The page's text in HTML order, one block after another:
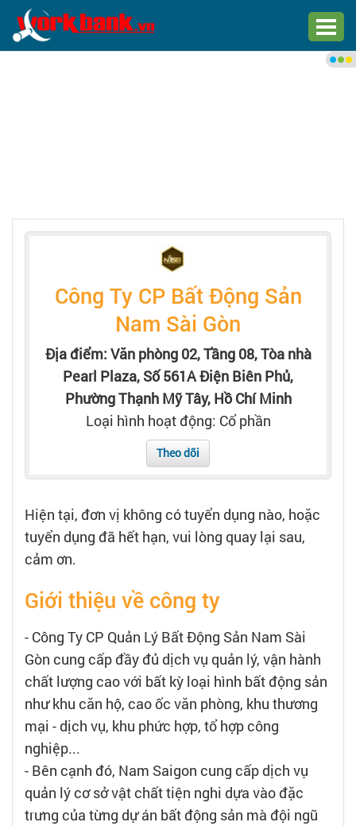
Trang chủ
Tạo hồ sơ
Cẩm nang việc làm
Công Ty CP Bất Động Sản
Nam Sài Gòn
Địa điểm: Văn phòng 02, Tầng 08, Tòa nhà
Pearl Plaza, Số 561A Điện Biên Phủ,
Phường Thạnh Mỹ Tây, Hồ Chí Minh
Loại hình hoạt động: Cổ phần
Theo dõi
Hiện tại, đơn vị không có tuyển dụng nào, hoặc
tuyển dụng đã hết hạn, vui lòng quay lại sau,
cảm ơn.
Giới thiệu về công ty
- Công Ty CP Quản Lý Bất Động Sản Nam Sài
Gòn cung cấp đầy đủ dịch vụ quản lý, vận hành
chất lượng cao với bất kỳ loại hình bất động sản
như khu căn hộ, cao ốc văn phòng, khu thương
mại - dịch vụ, khu phức hợp, tổ hợp công
nghiệp...
- Bên cạnh đó, Nam Saigon cung cấp dịch vụ
quản lý cơ sở vật chất tiện nghi dựa vào đặc
trưng của từng dự án bất động sản mà đội ngũ